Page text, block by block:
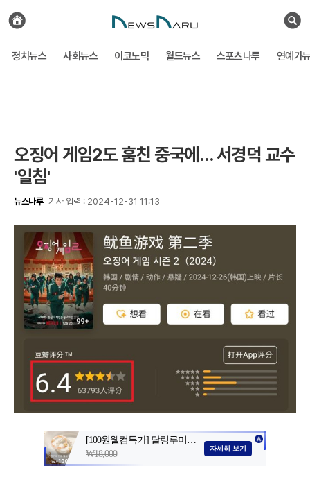
검
전
체
보
정치뉴스 사회뉴스 이코노믹 월드뉴스 스포츠나루 연예가
오징어 게임2도 훔친 중국에… 서경덕 교수
'일침'
뉴스나루 기사 입력 : 2024-12-31 11:13